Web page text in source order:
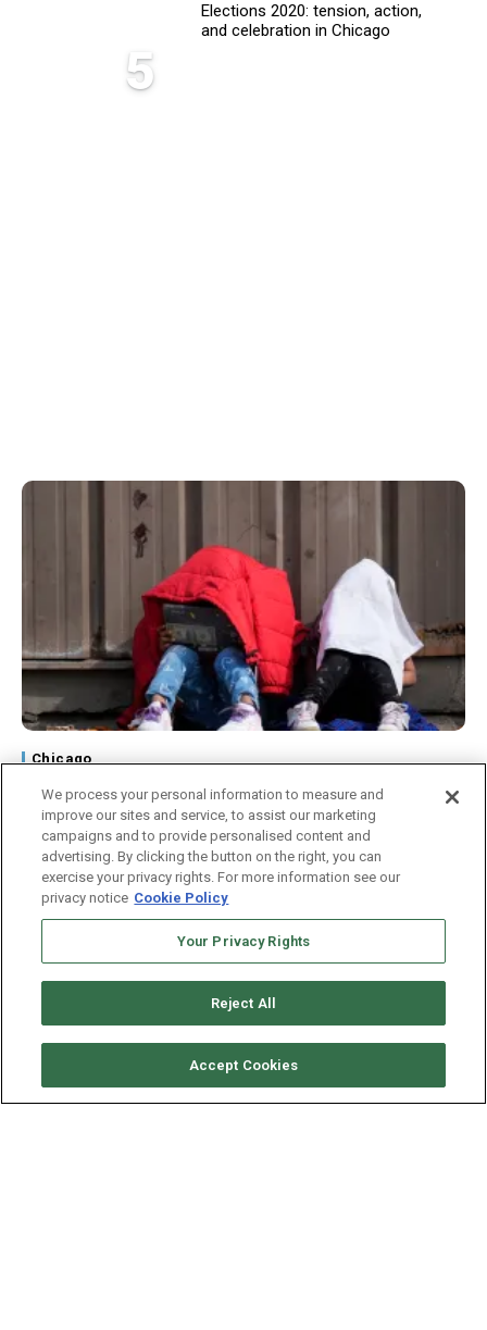
5
Elections 2020: tension, action,
and celebration in Chicago
Chicago
Advierten que menores migrantes no
acompañados podrían quedarse sin
representación legal
We process your personal information to measure and
improve our sites and service, to assist our marketing
campaigns and to provide personalised content and
advertising. By clicking the button on the right, you can
exercise your privacy rights. For more information see our
privacy notice Cookie Policy
Your Privacy Rights
Reject All
Accept Cookies